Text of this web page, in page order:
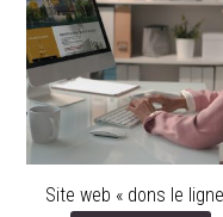
Site web « dons le